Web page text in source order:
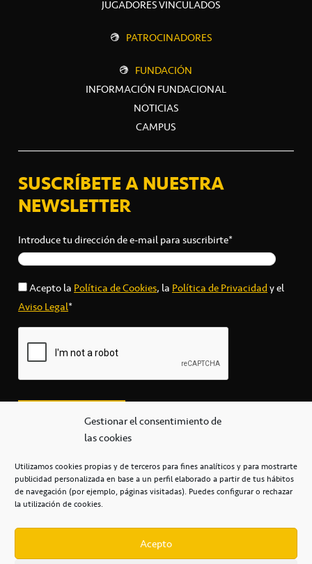
Gestionar el consentimiento de
las cookies
Utilizamos cookies propias y de terceros para fines analíticos y para mostrarte
publicidad personalizada en base a un perfil elaborado a partir de tus hábitos
de navegación (por ejemplo, páginas visitadas). Puedes configurar o rechazar
la utilización de cookies.
Acepto
JUGADORES VINCULADOS
PATROCINADORES
FUNDACIÓN
INFORMACIÓN FUNDACIONAL
NOTICIAS
CAMPUS
SUSCRÍBETE A NUESTRA
NEWSLETTER
Introduce tu dirección de e-mail para suscribirte*
Acepto la Política de Cookies, la Política de Privacidady el
Aviso Legal*
secretaria@cbcanarias.es
+34 922 253 684
Casa del Deporte / 38108 – La Laguna